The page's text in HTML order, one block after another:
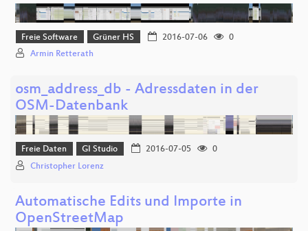
Freie Software Grüner HS 2016-07-06
0
Armin Retterath
osm_address_db - Adressdaten in der
OSM-Datenbank
Freie Daten GI Studio 2016-07-05
0
Christopher Lorenz
Automatische Edits und Importe in
OpenStreetMap